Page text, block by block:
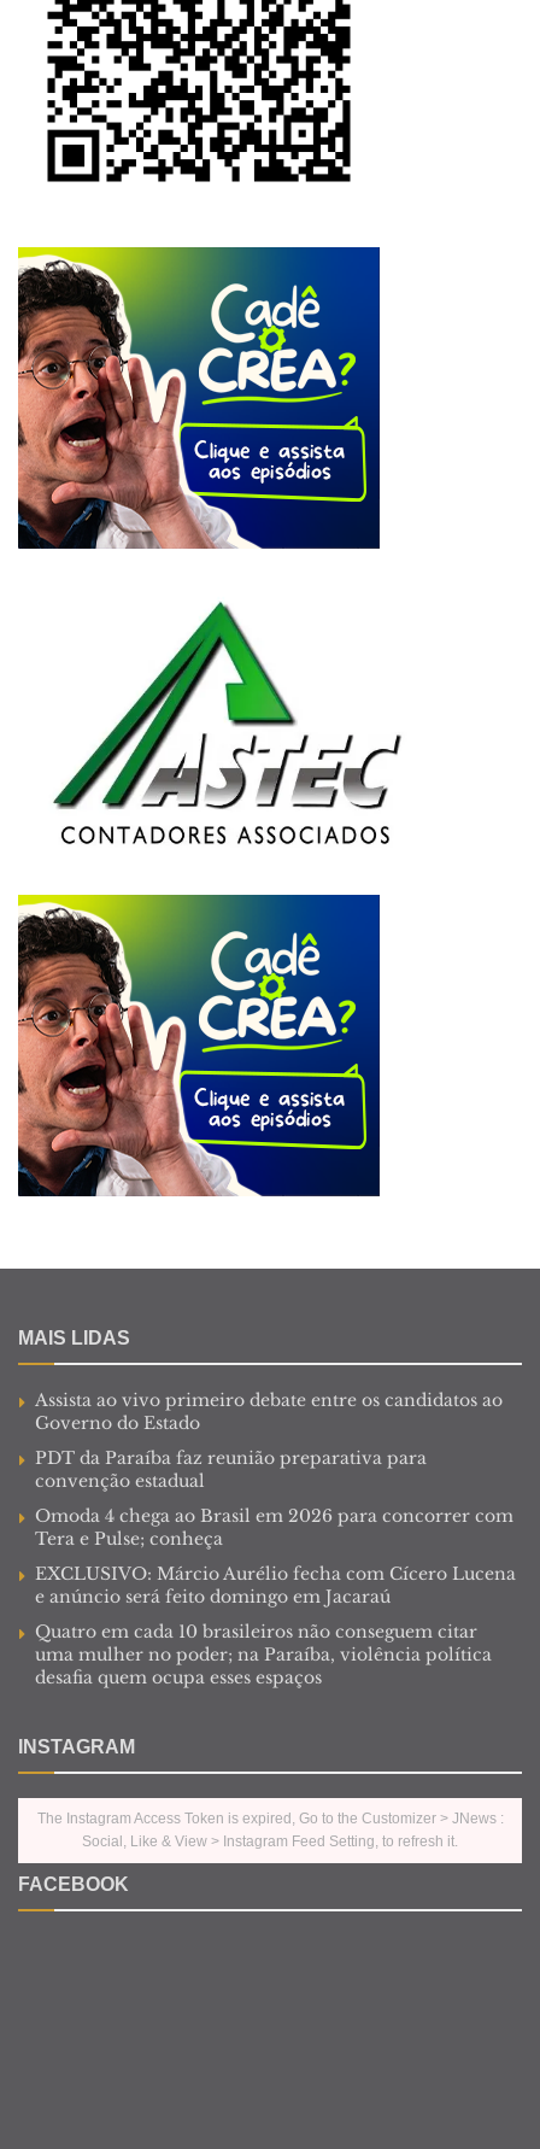
MAIS LIDAS
Assista ao vivo primeiro debate entre os candidatos ao
Governo do Estado
PDT da Paraíba faz reunião preparativa para
convenção estadual
Omoda 4 chega ao Brasil em 2026 para concorrer com
Tera e Pulse; conheça
EXCLUSIVO: Márcio Aurélio fecha com Cícero Lucena
e anúncio será feito domingo em Jacaraú
Quatro em cada 10 brasileiros não conseguem citar
uma mulher no poder; na Paraíba, violência política
desafia quem ocupa esses espaços
INSTAGRAM
The Instagram Access Token is expired, Go to the Customizer > JNews :
Social, Like & View > Instagram Feed Setting, to refresh it.
FACEBOOK